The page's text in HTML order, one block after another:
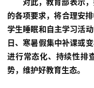
对此，教育部表示
的各项要求，将合理安
学生睡眠和自主学习活
日、寒暑假集中补课或
进行常态化、持续性排
势，维护好教育生态。